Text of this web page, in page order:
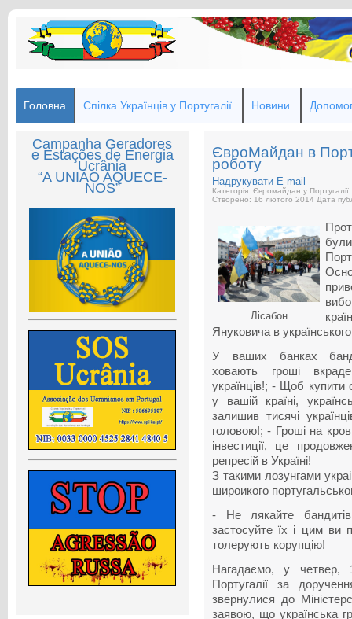
Головна Спілка Українців у Португалії Новини
Campanha Geradores
e Estações de Energia
Ucrânia
“A UNIÃO AQUECE-
NOS”
ЄвроМайдан в
роботу
Надрукувати E-mail
Категорія: Євромайдан у Португалії
Створено: 16 лютого 2014 Дата
Лісабон
Януковича в
У ваших банках
ховають гроші
українців!; - Щоб купити
у вашій країні,
залишив тисячі
головою!; - Гроші на
інвестиції, це
репресій в Україні!
З такими лозунгами
широикого
- Не лякайте
застосуйте їх і цим ви
толерують корупцію!
Нагадаємо, у четвер,
Португалії за
звернулися до
заявою, що українська